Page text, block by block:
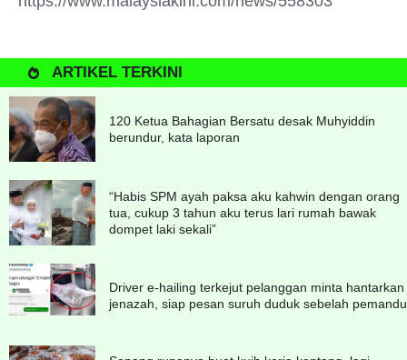
ARTIKEL TERKINI
120 Ketua Bahagian Bersatu desak Muhyiddin
berundur, kata laporan
“Habis SPM ayah paksa aku kahwin dengan orang
tua, cukup 3 tahun aku terus lari rumah bawak
dompet laki sekali”
Driver e-hailing terkejut pelanggan minta hantarkan
jenazah, siap pesan suruh duduk sebelah pemandu